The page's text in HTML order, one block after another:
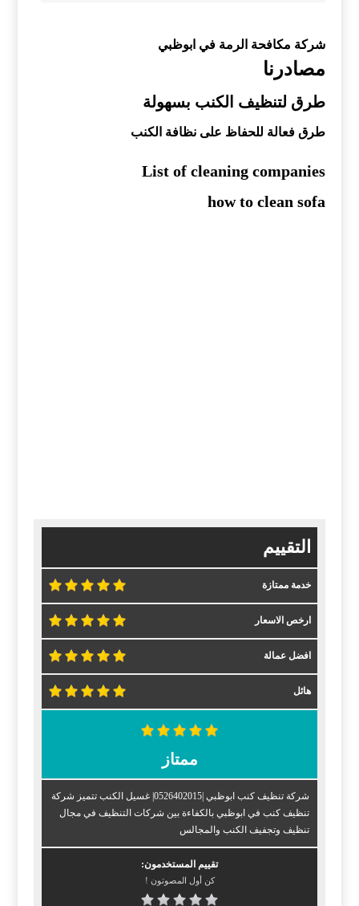
شركة مكافحة الرمة في ابوظبي
مصادرنا
طرق لتنظيف الكنب بسهولة
طرق فعالة للحفاظ على نظافة الكنب
List of cleaning companies
how to clean sofa
التقييم
خدمة ممتازة
ارخص الاسعار
افضل عمالة
هائل
ممتاز
شركة تنظيف كنب ابوظبي |0526402015| غسيل الكنب تتميز شركة
تنظيف كنب في ابوظبي بالكفاءة بين شركات التنظيف في مجال
تنظيف وتجفيف الكنب والمجالس
تقييم المستخدمون:
كن أول المصوتون !